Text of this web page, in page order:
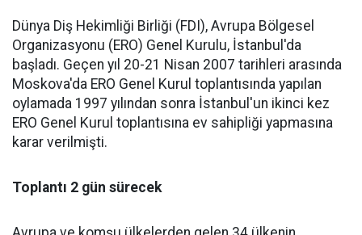
Dünya Diş Hekimliği Birliği (FDI), Avrupa Bölgesel
Organizasyonu (ERO) Genel Kurulu, İstanbul'da
başladı. Geçen yıl 20-21 Nisan 2007 tarihleri arasında
Moskova'da ERO Genel Kurul toplantısında yapılan
oylamada 1997 yılından sonra İstanbul'un ikinci kez
ERO Genel Kurul toplantısına ev sahipliği yapmasına
karar verilmişti.
Toplantı 2 gün sürecek